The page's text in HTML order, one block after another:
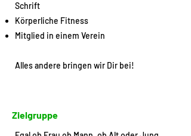
Schrift
Körperliche Fitness
Mitglied in einem Verein
Alles andere bringen wir Dir bei!
Zielgruppe